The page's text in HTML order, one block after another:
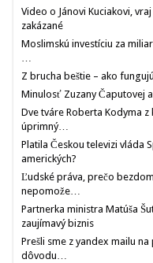
Video o Jánovi Kuciakovi,
zakázané
Moslimskú investíciu za
…
Z brucha beštie – ako
Minulosť Zuzany Čaputovej
Dve tváre Roberta Kodyma z
úprimný…
Platila Českou televizi vláda
amerických?
Ľudské práva, prečo
nepomože…
Partnerka ministra Matúša
zaujímavý biznis
Prešli sme z yandex mailu
dôvodu…